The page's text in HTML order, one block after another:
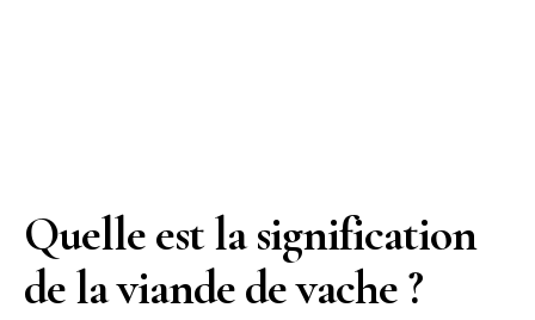
Quelle est la signification
de la viande de vache ?